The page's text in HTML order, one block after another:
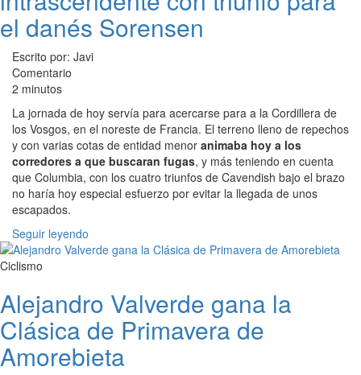
el danés Sorensen
Escrito por: Javi
Comentario
2 minutos
La jornada de hoy servía para acercarse para a la Cordillera de
los Vosgos, en el noreste de Francia. El terreno lleno de repechos
y con varias cotas de entidad menor animaba hoy a los
corredores a que buscaran fugas, y más teniendo en cuenta
que Columbia, con los cuatro triunfos de Cavendish bajo el brazo
no haría hoy especial esfuerzo por evitar la llegada de unos
escapados.
Seguir leyendo
Ciclismo
Alejandro Valverde gana la
Clásica de Primavera de
Amorebieta